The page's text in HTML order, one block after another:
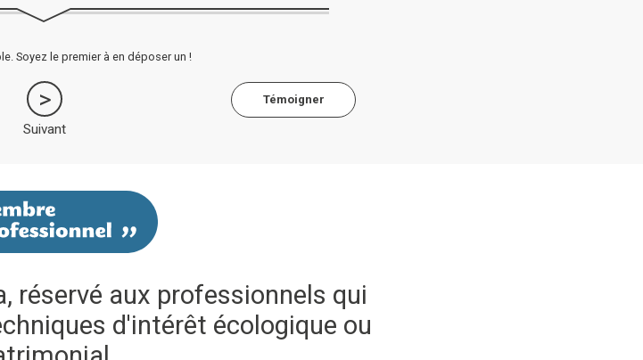
Soyez le premier à en déposer un !
Témoigner
Suivant
réservé aux professionnels qui
d'intérêt écologique ou